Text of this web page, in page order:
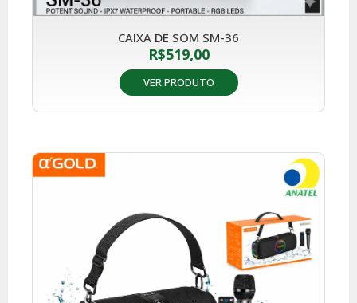
CAIXA DE SOM SM-36
R$519,00
VER PRODUTO